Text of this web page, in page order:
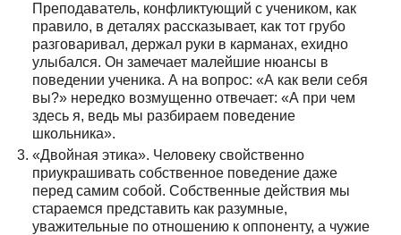
Преподаватель, конфликтующий с учеником, как
правило, в деталях рассказывает, как тот грубо
разговаривал, держал руки в карманах, ехидно
улыбался. Он замечает малейшие нюансы в
поведении ученика. А на вопрос: «А как вели себя
вы?» нередко возмущенно отвечает: «А при чем
здесь я, ведь мы разбираем поведение
школьника».
«Двойная этика». Человеку свойственно
приукрашивать собственное поведение даже
перед самим собой. Собственные действия мы
стараемся представить как разумные,
уважительные по отношению к оппоненту, а чужие